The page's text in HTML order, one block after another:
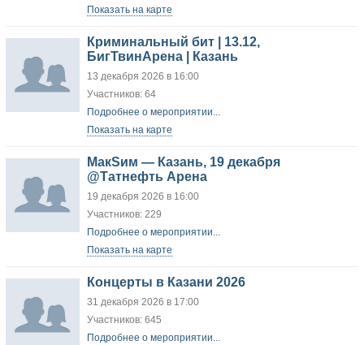
Показать на карте
Криминальный бит | 13.12,
БигТвинАрена | Казань
13 декабря 2026 в 16:00
Участников: 64
Подробнее о мероприятии...
Показать на карте
МакSим — Казань, 19 декабря
@Татнефть Арена
19 декабря 2026 в 16:00
Участников: 229
Подробнее о мероприятии...
Показать на карте
Концерты в Казани 2026
31 декабря 2026 в 17:00
Участников: 645
Подробнее о мероприятии...